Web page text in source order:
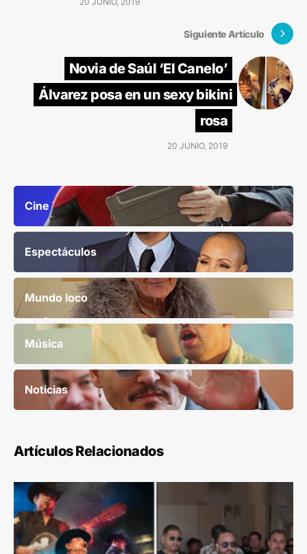
Siguiente Artículo
Novia de Saúl ‘El Canelo’
Álvarez posa en un sexy bikini
rosa
20 JUNIO, 2019
Cine
Espectáculos
Mundo loco
Música
Noticias
Artículos Relacionados